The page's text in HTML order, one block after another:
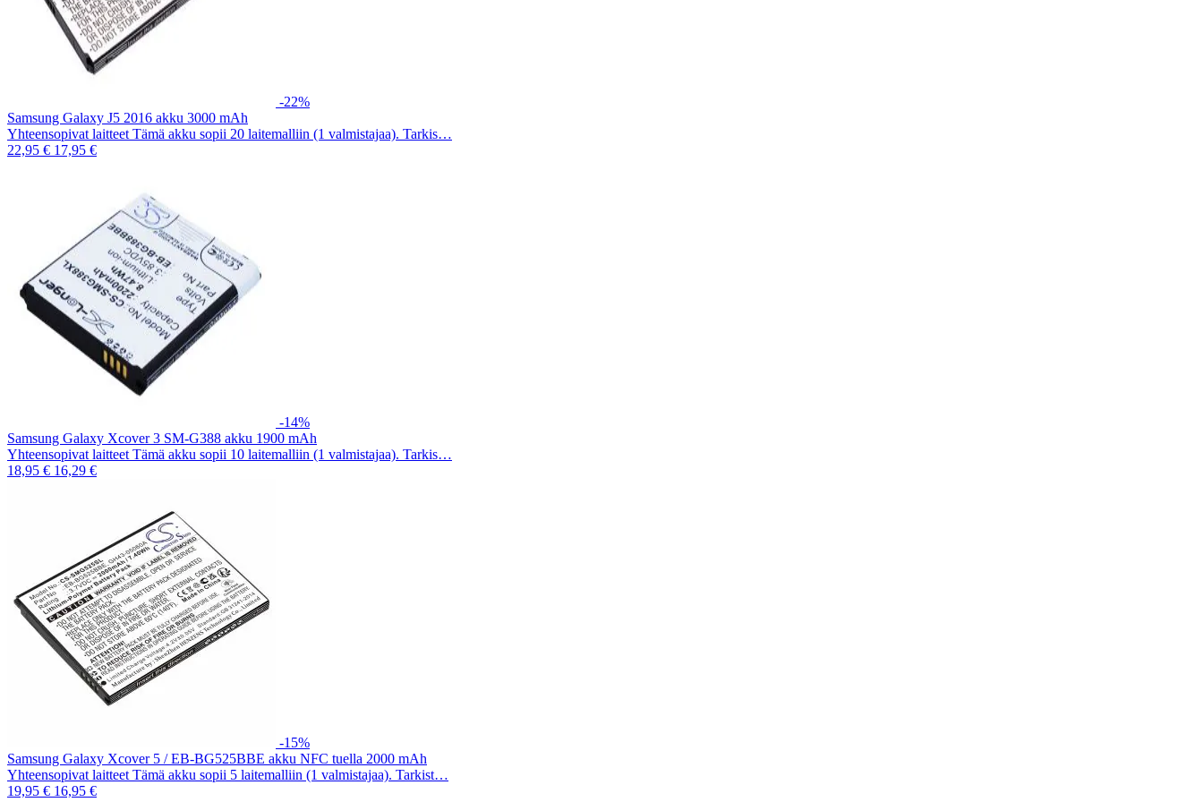
-22%
Samsung Galaxy J5 2016 akku 3000 mAh
Yhteensopivat laitteet Tämä akku sopii 20 laitemalliin (1 valmistajaa). Tarkis…
22,95 € 17,95 €
-14%
Samsung Galaxy Xcover 3 SM-G388 akku 1900 mAh
Yhteensopivat laitteet Tämä akku sopii 10 laitemalliin (1 valmistajaa). Tarkis…
18,95 € 16,29 €
-15%
Samsung Galaxy Xcover 5 / EB-BG525BBE akku NFC tuella 2000 mAh
Yhteensopivat laitteet Tämä akku sopii 5 laitemalliin (1 valmistajaa). Tarkist…
19,95 € 16,95 €